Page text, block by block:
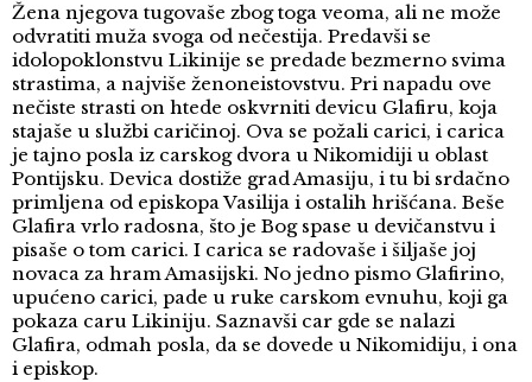
Žena njegova tugovaše zbog toga veoma, ali ne može
odvratiti muža svoga od nečestija. Predavši se
idolopoklonstvu Likinije se predade bezmerno svima
strastima, a najviše ženoneistovstvu. Pri napadu ove
nečiste strasti on htede oskvrniti devicu Glafiru, koja
stajaše u službi caričinoj. Ova se požali carici, i carica
je tajno posla iz carskog dvora u Nikomidiji u oblast
Pontijsku. Devica dostiže grad Amasiju, i tu bi srdačno
primljena od episkopa Vasilija i ostalih hrišćana. Beše
Glafira vrlo radosna, što je Bog spase u devičanstvu i
pisaše o tom carici. I carica se radovaše i šiljaše joj
novaca za hram Amasijski. No jedno pismo Glafirino,
upućeno carici, pade u ruke carskom evnuhu, koji ga
pokaza caru Likiniju. Saznavši car gde se nalazi
Glafira, odmah posla, da se dovede u Nikomidiju, i ona
i episkop.